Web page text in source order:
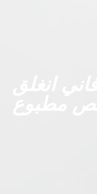
انغلق